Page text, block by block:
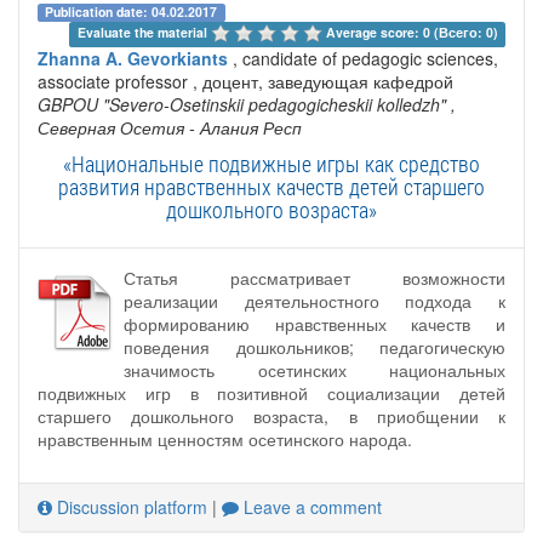
Publication date: 04.02.2017
Evaluate the material
Average score: 0 (Всего: 0)
Zhanna A. Gevorkiants , candidate of pedagogic sciences,
associate professor , доцент, заведующая кафедрой
GBPOU "Severo-Osetinskii pedagogicheskii kolledzh" ,
Северная Осетия - Алания Респ
«Национальные подвижные игры как средство
развития нравственных качеств детей старшего
дошкольного возраста»
Статья рассматривает возможности
реализации деятельностного подхода к
формированию нравственных качеств и
поведения дошкольников; педагогическую
значимость осетинских национальных
подвижных игр в позитивной социализации детей
старшего дошкольного возраста, в приобщении к
нравственным ценностям осетинского народа.
Discussion platform | Leave a comment